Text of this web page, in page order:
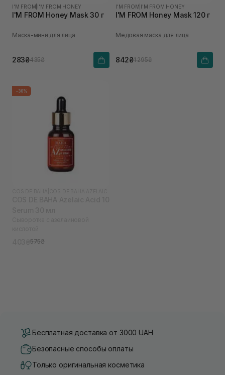
I'M FROM I'M FROM HONEY
I'M FROM Honey Mask 30 г
Маска-мини для лица
283₴435₴
I'M FROM I'M FROM HONEY
I'M FROM Honey Mask 120 г
Медовая маска для лица
842₴1 295₴
-30%
575₴
Бесплатная доставка от 3000 UAH
Безопасные способы оплаты
Только оригинальная косметика